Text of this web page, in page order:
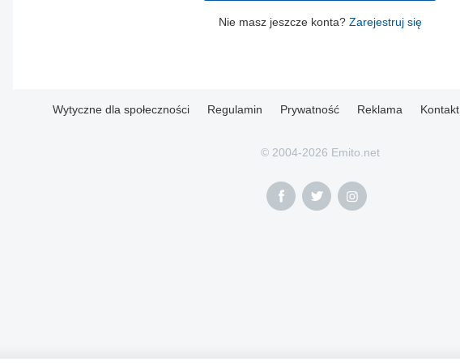
Nie masz jeszcze konta? Zarejestruj się
Wytyczne dla społeczności Regulamin Prywatność Reklama Kontakt
© 2004-2026 Emito.net